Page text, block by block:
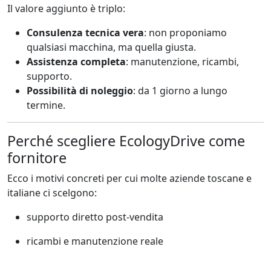
Il valore aggiunto è triplo:
Consulenza tecnica vera: non proponiamo
qualsiasi macchina, ma quella giusta.
Assistenza completa: manutenzione, ricambi,
supporto.
Possibilità di noleggio: da 1 giorno a lungo
termine.
Perché scegliere EcologyDrive come
fornitore
Ecco i motivi concreti per cui molte aziende toscane e
italiane ci scelgono:
supporto diretto post-vendita
ricambi e manutenzione reale